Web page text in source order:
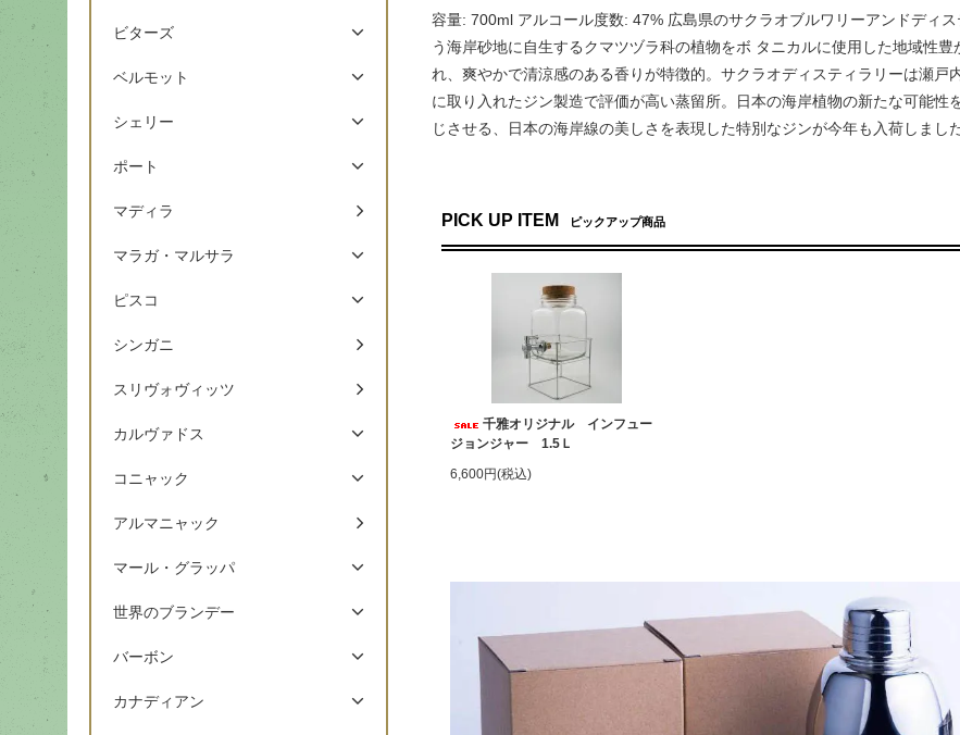
容量: 700ml アルコール度数: 47% 広島県のサクラオブルワリーアンドディ
う海岸砂地に自生するクマツヅラ科の植物をボ タニカルに使用した地域性
れ、爽やかで清涼感のある香りが特徴的。サクラオディスティラリーは瀬
に取り入れたジン製造で評価が高い蒸留所。日本の海岸植物の新たな可能
じさせる、日本の海岸線の美しさを表現した特別なジンが今年も入荷しました
PICK UP ITEM ピックアップ商品
千雅オリジナル インフュー
ジョンジャー 1.5Ｌ
6,600円(税込)
ビターズ
ベルモット
シェリー
ポート
マディラ
マラガ・マルサラ
ピスコ
シンガニ
スリヴォヴィッツ
カルヴァドス
コニャック
アルマニャック
マール・グラッパ
世界のブランデー
バーボン
カナディアン